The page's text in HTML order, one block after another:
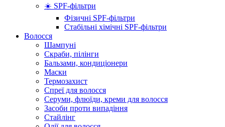
☀️ SPF-фільтри
Фізичні SPF-фільтри
Стабільні хімічні SPF-фільтри
Волосся
Шампуні
Скраби, пілінги
Бальзами, кондиціонери
Маски
Термозахист
Спреї для волосся
Серуми, флюїди, креми для волосся
Засоби проти випадіння
Стайлінг